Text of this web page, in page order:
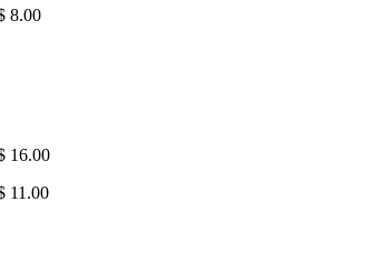
8.00
16.00
11.00